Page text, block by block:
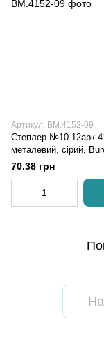
Артикул: BM.4152-09
Степлер №10 12арк
металевий, сірий,
70.38 грн